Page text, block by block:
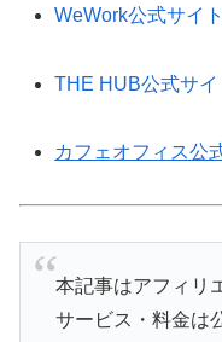
WeWork公式サイト
THE HUB公式サイ
カフェオフィス公
本記事はアフィリ
サービス・料金は